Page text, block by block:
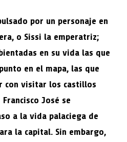
por un personaje en
o Sissi la emperatriz;
en su vida las que
en el mapa, las que
con visitar los castillos
José se
a la vida palaciega de
la capital. Sin embargo,